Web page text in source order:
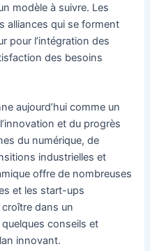
modèle à suivre. Les
alliances qui se forment
pour l’intégration des
des besoins
aujourd’hui comme un
et du progrès
du numérique, de
industrielles et
offre de nombreuses
et les start-ups
croître dans un
conseils et
innovant.